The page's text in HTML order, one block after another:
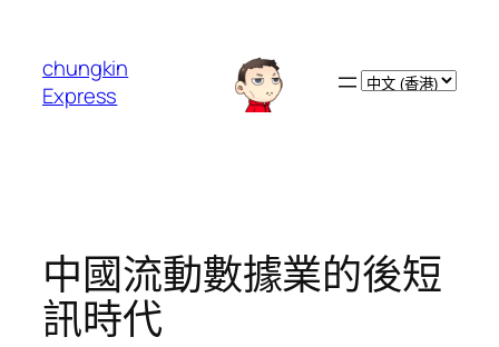
chungkin
Express
Choose
中國流動數據業的後短
訊時代